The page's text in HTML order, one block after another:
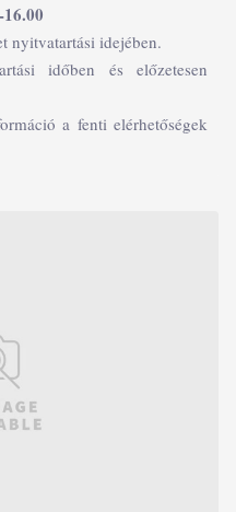
nyitvatartási idejében.
időben és előzetesen
a fenti elérhetőségek